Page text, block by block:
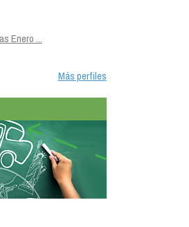
Enero ...
Más perfiles